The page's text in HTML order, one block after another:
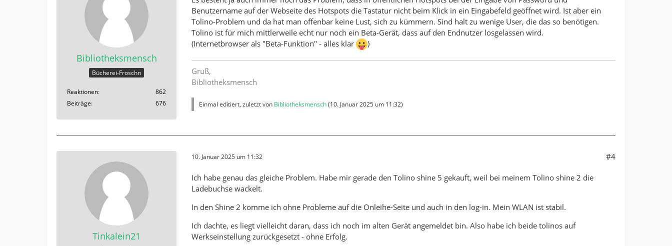
Bibliotheksmensch
Bücherei-Froschn
Reaktionen
862
Beiträge
676
Benutzername auf der Webseite des Hotspots die Tastatur nicht beim Klick in ein Eingabefeld geöffnet wird. Ist aber ein
Tolino-Problem und da hat man offenbar keine Lust, sich zu kümmern. Sind halt zu wenige User, die das so benötigen.
Tolino ist für mich mittlerweile echt nur noch ein Beta-Gerät, dass auf den Endnutzer losgelassen wird.
(Internetbrowser als "Beta-Funktion" - alles klar
)
Gruß,
Bibliotheksmensch
Einmal editiert, zuletzt von Bibliotheksmensch(10. Januar 2025 um 11:32)
Tinkalein21
10. Januar 2025 um 11:32 #4
Ich habe genau das gleiche Problem. Habe mir gerade den Tolino shine 5 gekauft, weil bei meinem Tolino shine 2 die
Ladebuchse wackelt.
In den Shine 2 komme ich ohne Probleme auf die Onleihe-Seite und auch in den log-in. Mein WLAN ist stabil.
Ich dachte, es liegt vielleicht daran, dass ich noch im alten Gerät angemeldet bin. Also habe ich beide tolinos auf
Werkseinstellung zurückgesetzt - ohne Erfolg.